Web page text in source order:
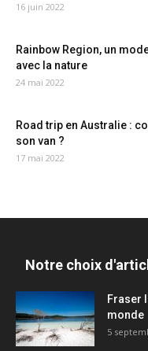
16 juin 2022
Rainbow Region, un
avec la nature
24 mai 2022
Road trip en Australie :
son van ?
17 mai 2022
Notre choix
Fraser
monde
5